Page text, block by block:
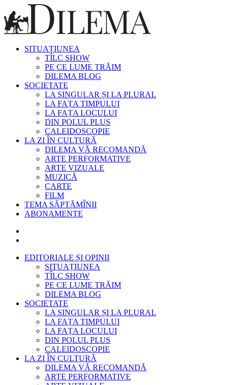
SITUAȚIUNEA
TÎLC SHOW
PE CE LUME TRĂIM
DILEMA BLOG
SOCIETATE
LA SINGULAR ȘI LA PLURAL
LA FAȚA TIMPULUI
LA FAȚA LOCULUI
DIN POLUL PLUS
CALEIDOSCOPIE
LA ZI ÎN CULTURĂ
DILEMA VĂ RECOMANDĂ
ARTE PERFORMATIVE
ARTE VIZUALE
MUZICĂ
CARTE
FILM
TEMA SĂPTĂMÎNII
ABONAMENTE
EDITORIALE ȘI OPINII
SITUAȚIUNEA
TÎLC SHOW
PE CE LUME TRĂIM
DILEMA BLOG
SOCIETATE
LA SINGULAR ȘI LA PLURAL
LA FAȚA TIMPULUI
LA FAȚA LOCULUI
DIN POLUL PLUS
CALEIDOSCOPIE
LA ZI ÎN CULTURĂ
DILEMA VĂ RECOMANDĂ
ARTE PERFORMATIVE